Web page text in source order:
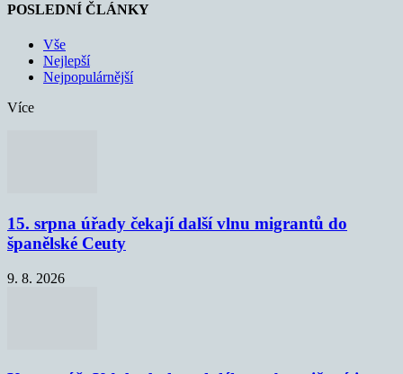
POSLEDNÍ ČLÁNKY
Vše
Nejlepší
Nejpopulárnější
Více
15. srpna úřady čekají další vlnu migrantů do
španělské Ceuty
9. 8. 2026